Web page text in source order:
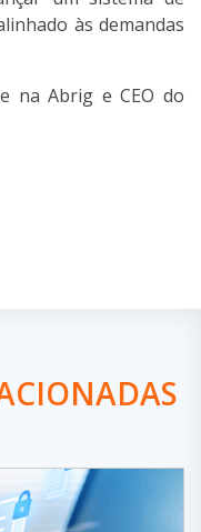
às demandas
na Abrig e CEO do